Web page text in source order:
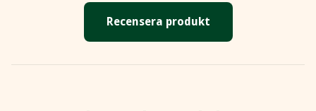
Recensera produkt